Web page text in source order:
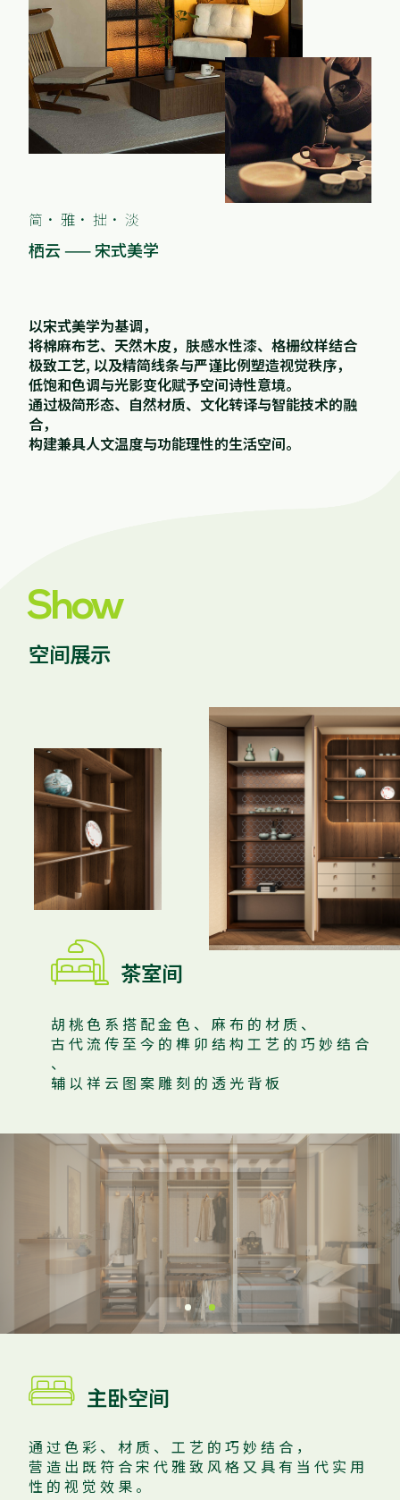
简• 雅• 拙• 淡
栖云 —— 宋式美学
以宋式美学为基调，
将棉麻布艺、天然木皮，肤感水性漆、格栅纹样结合
极致工艺, 以及精简线条与严谨比例塑造视觉秩序，
低饱和色调与光影变化赋予空间诗性意境。
通过极简形态、自然材质、文化转译与智能技术的融
合，
构建兼具人文温度与功能理性的生活空间。
Show
空间展示
 茶室间
胡 桃 色 系 搭 配 金 色 、 麻 布 的 材 质 、
古 代 流 传 至 今 的 榫 卯 结 构 工 艺 的 巧 妙 结 合
、
辅 以 祥 云 图 案 雕 刻 的 透 光 背 板
 主卧空间
通 过 色 彩 、 材 质 、 工 艺 的 巧 妙 结 合 ，
营 造 出 既 符 合 宋 代 雅 致 风 格 又 具 有 当 代 实 用
性 的 视 觉 效 果 。